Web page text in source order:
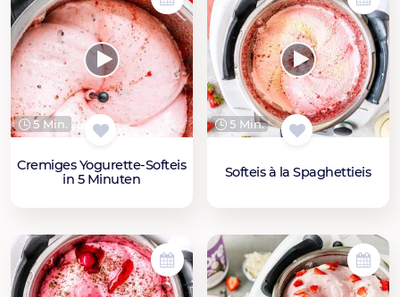
5 Min.
Cremiges Yogurette-Softeis
in 5 Minuten
5 Min.
Softeis à la Spaghettieis